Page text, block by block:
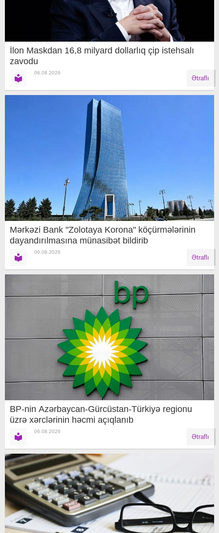
İlon Maskdan 16,8 milyard dollarlıq çip istehsalı
zavodu
06.08.2026
Ətraflı
Mərkəzi Bank "Zolotaya Korona" köçürmələrinin
dayandırılmasına münasibət bildirib
06.08.2026
Ətraflı
BP-nin Azərbaycan-Gürcüstan-Türkiyə regionu
üzrə xərclərinin həcmi açıqlanıb
06.08.2026
Ətraflı